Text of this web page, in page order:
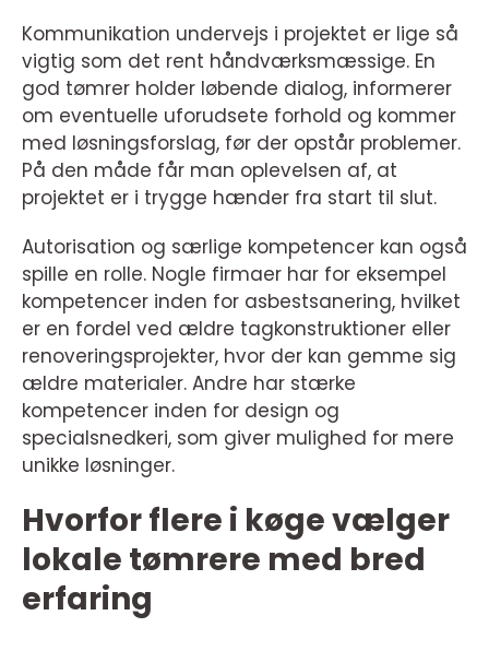
Kommunikation undervejs i projektet er lige så
vigtig som det rent håndværksmæssige. En
god tømrer holder løbende dialog, informerer
om eventuelle uforudsete forhold og kommer
med løsningsforslag, før der opstår problemer.
På den måde får man oplevelsen af, at
projektet er i trygge hænder fra start til slut.
Autorisation og særlige kompetencer kan også
spille en rolle. Nogle firmaer har for eksempel
kompetencer inden for asbestsanering, hvilket
er en fordel ved ældre tagkonstruktioner eller
renoveringsprojekter, hvor der kan gemme sig
ældre materialer. Andre har stærke
kompetencer inden for design og
specialsnedkeri, som giver mulighed for mere
unikke løsninger.
Hvorfor flere i køge vælger
lokale tømrere med bred
erfaring